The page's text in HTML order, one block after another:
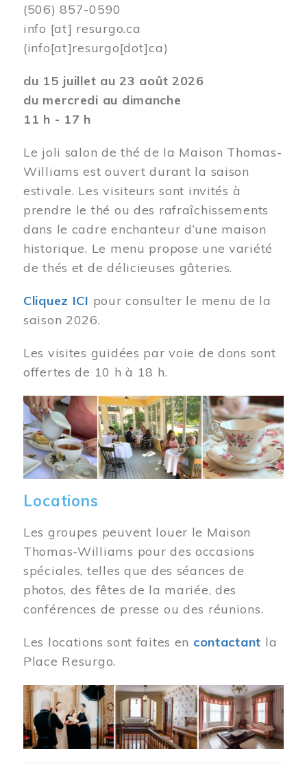
(506) 857-0590
info [at] resurgo.ca
(info[at]resurgo[dot]ca)
du 15 juillet au 23 août 2026
du mercredi au dimanche
11 h - 17 h
Le joli salon de thé de la Maison Thomas-
Williams est ouvert durant la saison
estivale. Les visiteurs sont invités à
prendre le thé ou des rafraîchissements
dans le cadre enchanteur d’une maison
historique. Le menu propose une variété
de thés et de délicieuses gâteries.
Cliquez ICI pour consulter le menu de la
saison 2026.
Les visites guidées par voie de dons sont
offertes de 10 h à 18 h.
Image
Locations
Les groupes peuvent louer le Maison
Thomas-Williams pour des occasions
spéciales, telles que des séances de
photos, des fêtes de la mariée, des
conférences de presse ou des réunions.
Les locations sont faites en contactant la
Place Resurgo.
Image